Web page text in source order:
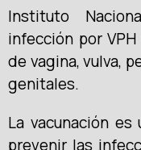
Instituto
infección por
de vagina, vulva,
genitales.
La vacunación
prevenir las